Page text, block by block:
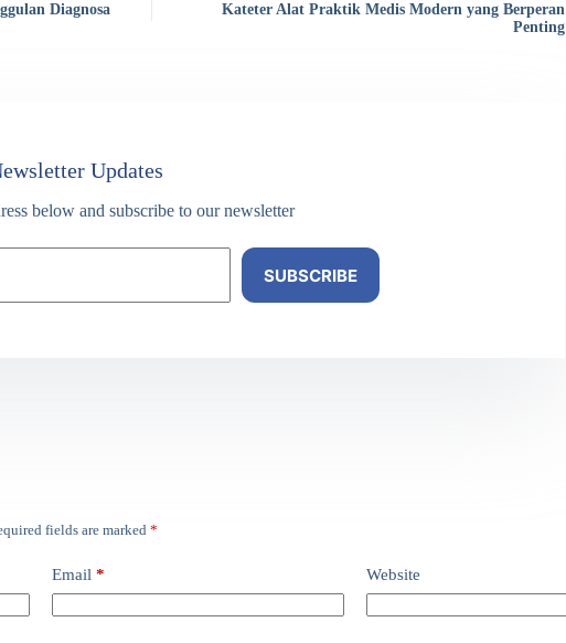
Diagnosa
Kateter Alat Praktik Medis Modern yang Berperan
Penting
Updates
below and subscribe to our newsletter
SUBSCRIBE
fields are marked *
Email * Website